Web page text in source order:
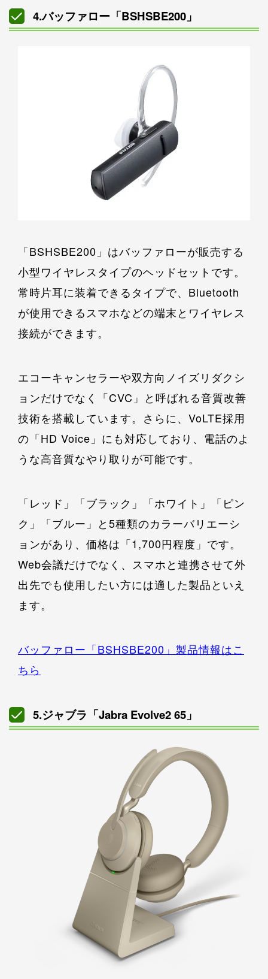
4.バッファロー「BSHSBE200」
「BSHSBE200」はバッファローが販売する
小型ワイヤレスタイプのヘッドセットです。
常時片耳に装着できるタイプで、Bluetooth
が使用できるスマホなどの端末とワイヤレス
接続ができます。
エコーキャンセラーや双方向ノイズリダクシ
ョンだけでなく「CVC」と呼ばれる音質改善
技術を搭載しています。さらに、VoLTE採用
の「HD Voice」にも対応しており、電話のよ
うな高音質なやり取りが可能です。
「レッド」「ブラック」「ホワイト」「ピン
ク」「ブルー」と5種類のカラーバリエーシ
ョンがあり、価格は「1,700円程度」です。
Web会議だけでなく、スマホと連携させて外
出先でも使用したい方には適した製品といえ
ます。
バッファロー「BSHSBE200」製品情報はこ
ちら
5.ジャブラ「Jabra Evolve2 65」